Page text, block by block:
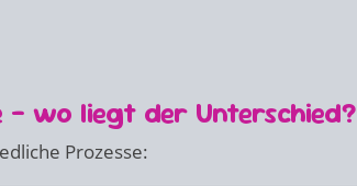
wo liegt der Unterschied?
Prozesse: